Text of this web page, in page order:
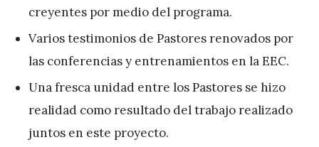
creyentes por medio del programa.
Varios testimonios de Pastores renovados por
las conferencias y entrenamientos en la EEC.
Una fresca unidad entre los Pastores se hizo
realidad como resultado del trabajo realizado
juntos en este proyecto.